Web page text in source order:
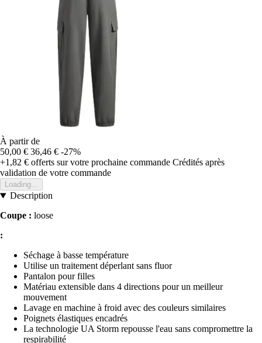
À partir de
50,00 € 36,46 € -27%
+1,82 € offerts sur votre prochaine commande Crédités après
validation de votre commande
Loading...
Description
Coupe : loose
:
Séchage à basse température
Utilise un traitement déperlant sans fluor
Pantalon pour filles
Matériau extensible dans 4 directions pour un meilleur
mouvement
Lavage en machine à froid avec des couleurs similaires
Poignets élastiques encadrés
La technologie UA Storm repousse l'eau sans compromettre la
respirabilité